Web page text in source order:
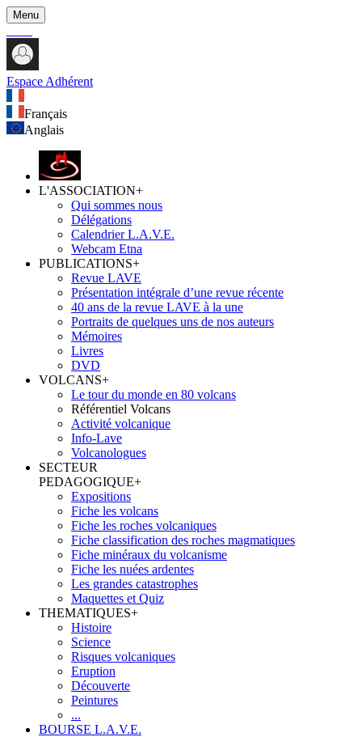
Menu
Espace Adhérent
Français
Anglais
L'ASSOCIATION+
Qui sommes nous
Délégations
Calendrier L.A.V.E.
Webcam Etna
PUBLICATIONS+
Revue LAVE
Présentation intégrale d’une revue récente
40 ans de la revue LAVE à la une
Portraits de quelques uns de nos auteurs
Mémoires
Livres
DVD
VOLCANS+
Le tour du monde en 80 volcans
Référentiel Volcans
Activité volcanique
Info-Lave
Volcanologues
SECTEUR
PEDAGOGIQUE+
Expositions
Fiche les volcans
Fiche les roches volcaniques
Fiche classification des roches magmatiques
Fiche minéraux du volcanisme
Fiche les nuées ardentes
Les grandes catastrophes
Maquettes et Quiz
THEMATIQUES+
Histoire
Science
Risques volcaniques
Eruption
Découverte
Peintures
...
BOURSE L.A.V.E.